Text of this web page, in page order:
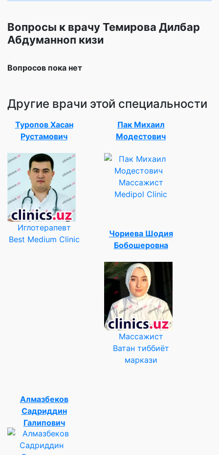
Вопросы к врачу Темирова Дилбар
Абдуманноп кизи
Вопросов пока нет
Другие врачи этой специальности
Туропов Хасан
Рустамович
Иглотерапевт
Best Medium Clinic
Пак Михаил
Модестович
Массажист
Medipol Clinic
Чориева Шодия
Бобошеровна
Массажист
Ватан тиббиёт
маркази
Алмазбеков
Садриддин
Галипович